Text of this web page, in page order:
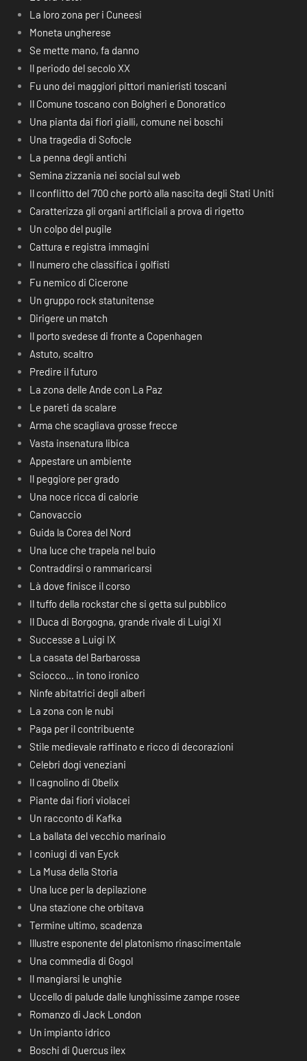
La loro zona per i Cuneesi
Moneta ungherese
Se mette mano, fa danno
Il periodo del secolo XX
Fu uno dei maggiori pittori manieristi toscani
Il Comune toscano con Bolgheri e Donoratico
Una pianta dai fiori gialli, comune nei boschi
Una tragedia di Sofocle
La penna degli antichi
Semina zizzania nei social sul web
Il conflitto del ‘700 che portò alla nascita degli Stati Uniti
Caratterizza gli organi artificiali a prova di rigetto
Un colpo del pugile
Cattura e registra immagini
Il numero che classifica i golfisti
Fu nemico di Cicerone
Un gruppo rock statunitense
Dirigere un match
Il porto svedese di fronte a Copenhagen
Astuto, scaltro
Predire il futuro
La zona delle Ande con La Paz
Le pareti da scalare
Arma che scagliava grosse frecce
Vasta insenatura libica
Appestare un ambiente
Il peggiore per grado
Una noce ricca di calorie
Canovaccio
Guida la Corea del Nord
Una luce che trapela nel buio
Contraddirsi o rammaricarsi
Là dove finisce il corso
Il tuffo della rockstar che si getta sul pubblico
Il Duca di Borgogna, grande rivale di Luigi XI
Successe a Luigi IX
La casata del Barbarossa
Sciocco… in tono ironico
Ninfe abitatrici degli alberi
La zona con le nubi
Paga per il contribuente
Stile medievale raffinato e ricco di decorazioni
Celebri dogi veneziani
Il cagnolino di Obelix
Piante dai fiori violacei
Un racconto di Kafka
La ballata del vecchio marinaio
I coniugi di van Eyck
La Musa della Storia
Una luce per la depilazione
Una stazione che orbitava
Termine ultimo, scadenza
Illustre esponente del platonismo rinascimentale
Una commedia di Gogol
Il mangiarsi le unghie
Uccello di palude dalle lunghissime zampe rosee
Romanzo di Jack London
Un impianto idrico
Boschi di Quercus ilex